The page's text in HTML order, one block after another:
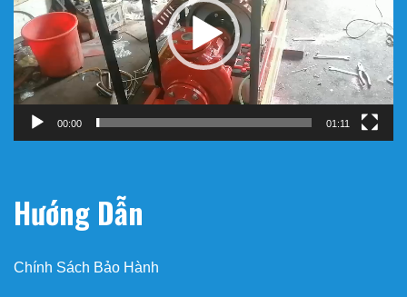
00:00 01:11
Hướng Dẫn
Chính Sách Bảo Hành